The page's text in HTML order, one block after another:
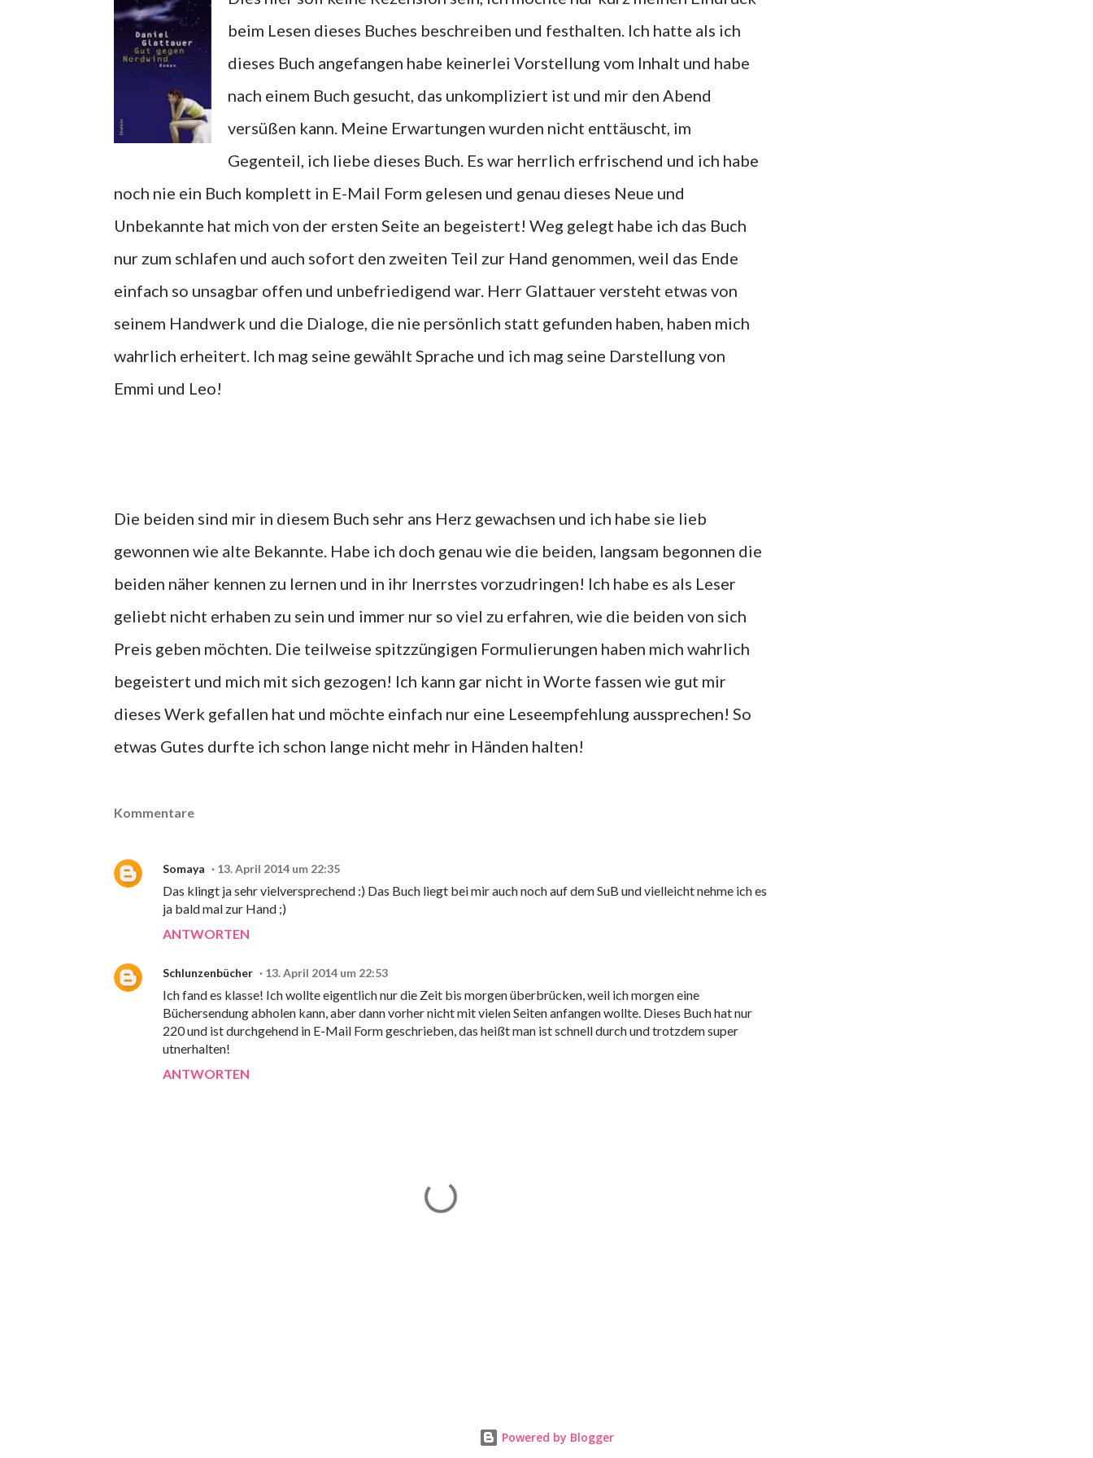
beim Lesen dieses Buches beschreiben und festhalten. Ich hatte als ich
dieses Buch angefangen habe keinerlei Vorstellung vom Inhalt und habe
nach einem Buch gesucht, das unkompliziert ist und mir den Abend
versüßen kann. Meine Erwartungen wurden nicht enttäuscht, im
Gegenteil, ich liebe dieses Buch. Es war herrlich erfrischend und ich habe
noch nie ein Buch komplett in E-Mail Form gelesen und genau dieses Neue und
Unbekannte hat mich von der ersten Seite an begeistert! Weg gelegt habe ich das Buch
nur zum schlafen und auch sofort den zweiten Teil zur Hand genommen, weil das Ende
einfach so unsagbar offen und unbefriedigend war. Herr Glattauer versteht etwas von
seinem Handwerk und die Dialoge, die nie persönlich statt gefunden haben, haben mich
wahrlich erheitert. Ich mag seine gewählt Sprache und ich mag seine Darstellung von
Emmi und Leo!
Die beiden sind mir in diesem Buch sehr ans Herz gewachsen und ich habe sie lieb
gewonnen wie alte Bekannte. Habe ich doch genau wie die beiden, langsam begonnen die
beiden näher kennen zu lernen und in ihr Inerrstes vorzudringen! Ich habe es als Leser
geliebt nicht erhaben zu sein und immer nur so viel zu erfahren, wie die beiden von sich
Preis geben möchten. Die teilweise spitzzüngigen Formulierungen haben mich wahrlich
begeistert und mich mit sich gezogen! Ich kann gar nicht in Worte fassen wie gut mir
dieses Werk gefallen hat und möchte einfach nur eine Leseempfehlung aussprechen! So
etwas Gutes durfte ich schon lange nicht mehr in Händen halten!
Kommentare
Somaya 13. April 2014 um 22:35
Das klingt ja sehr vielversprechend :) Das Buch liegt bei mir auch noch auf dem SuB und vielleicht nehme ich es
ja bald mal zur Hand ;)
ANTWORTEN
Schlunzenbücher 13. April 2014 um 22:53
Ich fand es klasse! Ich wollte eigentlich nur die Zeit bis morgen überbrücken, weil ich morgen eine
Büchersendung abholen kann, aber dann vorher nicht mit vielen Seiten anfangen wollte. Dieses Buch hat nur
220 und ist durchgehend in E-Mail Form geschrieben, das heißt man ist schnell durch und trotzdem super
utnerhalten!
ANTWORTEN
Powered by Blogger